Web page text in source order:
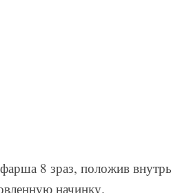
8 зраз, положив внутрь
начинку.